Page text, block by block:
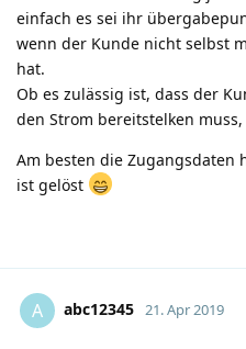
einfach es sei ihr
wenn der Kunde nicht selbst
hat.
Ob es zulässig ist, dass der
den Strom bereitstelken
Am besten die Zugangsdaten
ist gelöst
A abc12345 21. Apr 2019